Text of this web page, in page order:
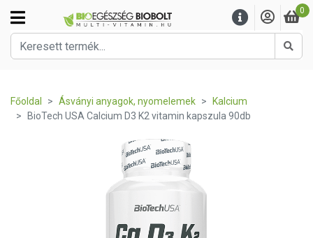
0
Főoldal Ásványi anyagok, nyomelemek
Kalcium
BioTech USA Calcium D3 K2 vitamin kapszula 90db